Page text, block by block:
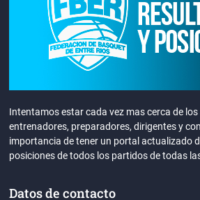
Intentamos estar cada vez mas cerca de
entrenadores, preparadores, dirigentes y
importancia de tener un portal actualizado
posiciones de todos los partidos de todas
Datos de contacto